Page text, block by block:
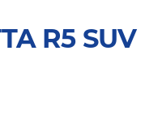
R5 SUV